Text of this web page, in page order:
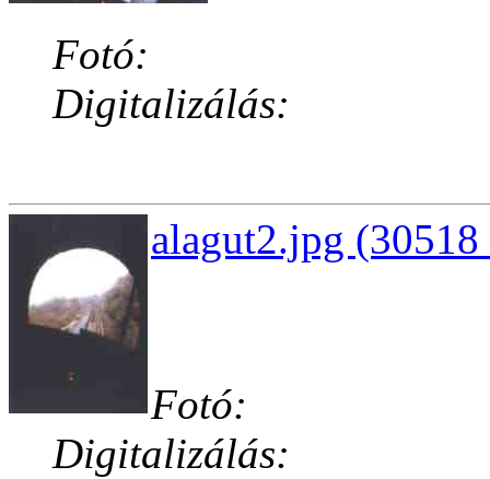
Fotó:
Digitalizálás:
alagut2.jpg (30518
Fotó:
Digitalizálás: